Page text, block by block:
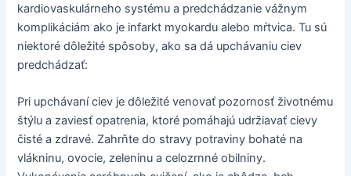
kardiovaskulárneho systému a predchádzanie vážnym
komplikáciám ako je infarkt myokardu alebo mŕtvica. Tu sú
niektoré dôležité spôsoby, ako sa dá upchávaniu ciev
predchádzať:
Pri upchávaní ciev je dôležité venovať pozornosť životnému
štýlu a zaviesť opatrenia, ktoré pomáhajú udržiavať cievy
čisté a zdravé. Zahrňte do stravy potraviny bohaté na
vlákninu, ovocie, zeleninu a celozrnné obilniny.